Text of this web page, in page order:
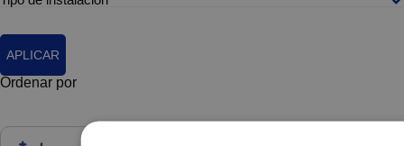
APLICAR
Ordenar por